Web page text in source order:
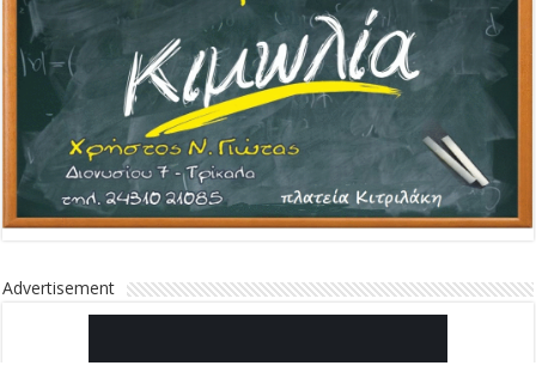
Advertisement